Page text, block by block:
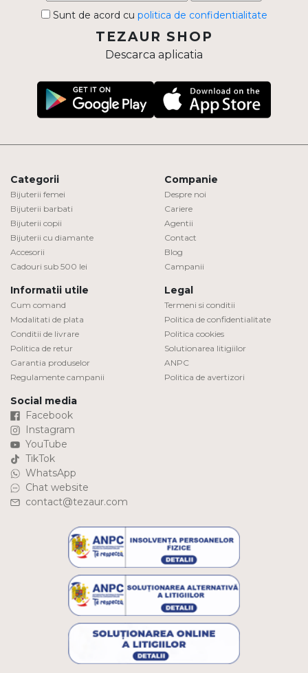
Sunt de acord cu politica de confidentialitate
TEZAUR SHOP
Descarca aplicatia
Categorii
Bijuterii femei
Bijuterii barbati
Bijuterii copii
Bijuterii cu diamante
Accesorii
Cadouri sub 500 lei
Companie
Despre noi
Cariere
Agentii
Contact
Blog
Campanii
Informatii utile
Cum comand
Modalitati de plata
Conditii de livrare
Politica de retur
Garantia produselor
Regulamente campanii
Legal
Termeni si conditii
Politica de confidentialitate
Politica cookies
Solutionarea litigiilor
ANPC
Politica de avertizori
Social media
Facebook
Instagram
YouTube
TikTok
WhatsApp
Chat website
contact@tezaur.com